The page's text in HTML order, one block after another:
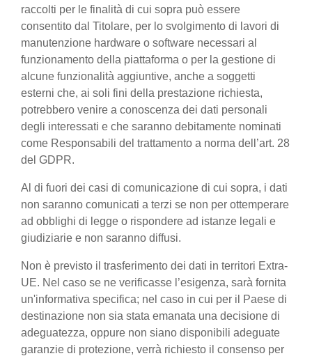
raccolti per le finalità di cui sopra può essere
consentito dal Titolare, per lo svolgimento di lavori di
manutenzione hardware o software necessari al
funzionamento della piattaforma o per la gestione di
alcune funzionalità aggiuntive, anche a soggetti
esterni che, ai soli fini della prestazione richiesta,
potrebbero venire a conoscenza dei dati personali
degli interessati e che saranno debitamente nominati
come Responsabili del trattamento a norma dell’art. 28
del GDPR.
Al di fuori dei casi di comunicazione di cui sopra, i dati
non saranno comunicati a terzi se non per ottemperare
ad obblighi di legge o rispondere ad istanze legali e
giudiziarie e non saranno diffusi.
Non è previsto il trasferimento dei dati in territori Extra-
UE. Nel caso se ne verificasse l’esigenza, sarà fornita
un'informativa specifica; nel caso in cui per il Paese di
destinazione non sia stata emanata una decisione di
adeguatezza, oppure non siano disponibili adeguate
garanzie di protezione, verrà richiesto il consenso per